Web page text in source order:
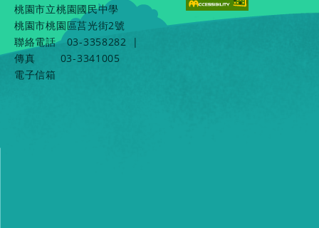
桃園市立桃園國民中學
桃園市桃園區莒光街2號
聯絡電話
03-3358282
|
傳真
03-3341005
電子信箱